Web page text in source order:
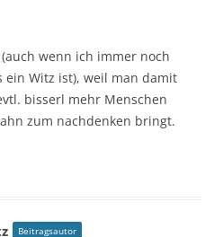
wenn ich immer noch
ein Witz ist), weil man damit
bisserl mehr Menschen
zum nachdenken bringt.
Beitragsautor